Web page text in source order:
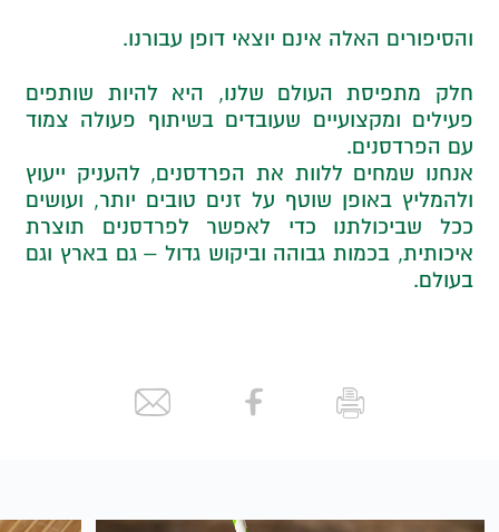
והסיפורים האלה אינם יוצאי דופן עבורנו.
חלק מתפיסת העולם שלנו, היא להיות שותפים
פעילים ומקצועיים שעובדים בשיתוף פעולה צמוד
עם הפרדסנים.
אנחנו שמחים ללוות את הפרדסנים, להעניק ייעוץ
ולהמליץ באופן שוטף על זנים טובים יותר, ועושים
ככל שביכולתנו כדי לאפשר לפרדסנים תוצרת
איכותית, בכמות גבוהה וביקוש גדול – גם בארץ וגם
בעולם.